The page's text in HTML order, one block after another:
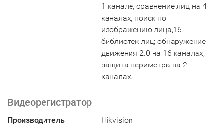
1 канале, сравнение лиц на 4
каналах, поиск по
изображению лица,16
библиотек лиц; обнаружение
движения 2.0 на 16 каналах;
защита периметра на 2
каналах.
Видеорегистратор
Производитель
Hikvision